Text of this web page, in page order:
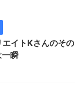
イトKさんのその
一瞬